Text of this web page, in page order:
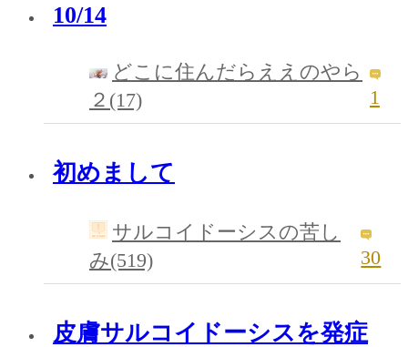
10/14
どこに住んだらええのやら
２(17)
1
初めまして
サルコイドーシスの苦し
み(519)
30
皮膚サルコイドーシスを発症